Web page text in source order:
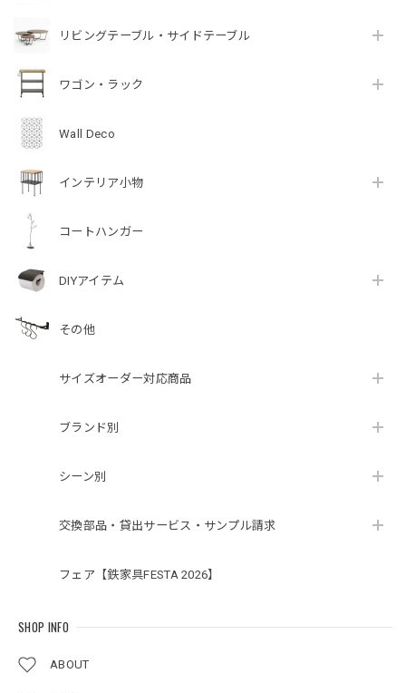
リビングテーブル・サイドテーブル
ワゴン・ラック
Wall Deco
インテリア小物
コートハンガー
DIYアイテム
その他
サイズオーダー対応商品
ブランド別
シーン別
交換部品・貸出サービス・サンプル請求
フェア【鉄家具FESTA 2026】
SHOP INFO
ABOUT